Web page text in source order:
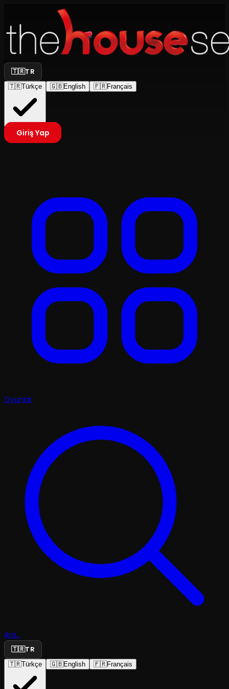
🇹🇷TR
🇹🇷Türkçe 🇬🇧English 🇫🇷Français
Giriş Yap
Oyunlar
Ara...
🇹🇷TR
🇹🇷Türkçe 🇬🇧English 🇫🇷Français